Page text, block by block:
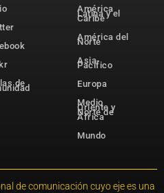
de
América
Latina y el
Caribe
América del
Norte
Asia-
Pacífico
Europa
Medio
Oriente y
Norte de
África
Mundo
de comunicación cuyo eje es una